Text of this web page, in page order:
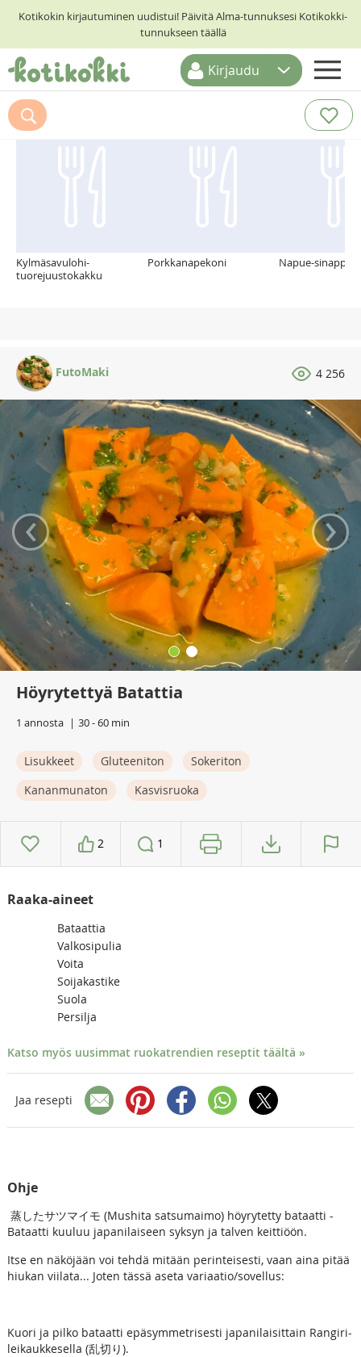
Kotikokin kirjautuminen uudistui! Päivitä Alma-tunnuksesi Kotikokki-
tunnukseen täällä
ETUSIVU
RESEPTIHAKU
Kirjaudu
Suosittelemme myös
Kylmäsavulohi-
tuorejuustokakku
Porkkanapekoni Napue-sinappi
FutoMaki 4 256
‹ ›
Höyrytettyä Batattia
1 annosta 30 - 60 min
Lisukkeet Gluteeniton
Sokeriton
Kananmunaton
Kasvisruoka
2 1
Raaka-aineet
Bataattia
Valkosipulia
Voita
Soijakastike
Suola
Persilja
Katso myös uusimmat ruokatrendien reseptit täältä »
Jaa resepti
Ohje
蒸したサツマイモ (Mushita satsumaimo) höyrytetty bataatti -
Bataatti kuuluu japanilaiseen syksyn ja talven keittiöön.
Itse en näköjään voi tehdä mitään perinteisesti, vaan aina pitää
hiukan viilata... Joten tässä aseta variaatio/sovellus:
Kuori ja pilko bataatti epäsymmetrisesti japanilaisittain Rangiri-
leikaukkesella (乱切り).